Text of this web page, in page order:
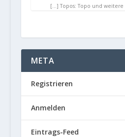
[…] Topos: Topo und
META
Registrieren
Anmelden
Eintrags-Feed